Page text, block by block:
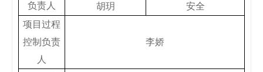
负责人
胡玥
安全
项目过程
控制负责
人
李娇